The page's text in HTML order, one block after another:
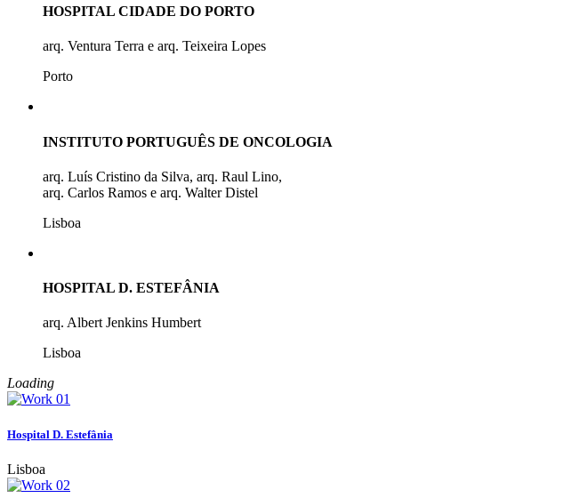
HOSPITAL CIDADE DO PORTO
arq. Ventura Terra e arq. Teixeira Lopes
Porto
INSTITUTO PORTUGUÊS DE ONCOLOGIA
arq. Luís Cristino da Silva, arq. Raul Lino,
arq. Carlos Ramos e arq. Walter Distel
Lisboa
HOSPITAL D. ESTEFÂNIA
arq. Albert Jenkins Humbert
Lisboa
Loading
Hospital D. Estefânia
Lisboa